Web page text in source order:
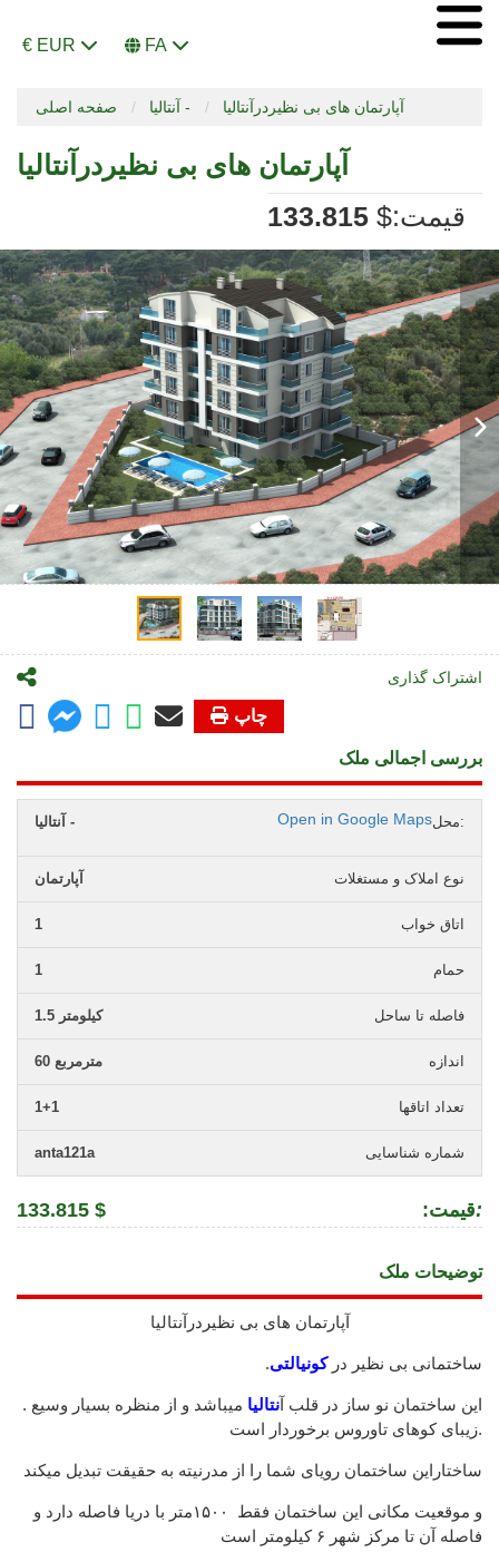
€ EUR FA
صفحه اصلی آنتالیا - آپارتمان های بی نظیردرآنتالیا
آپارتمان های بی نظیردرآنتالیا
:قیمت
133.815 $
اشتراک گذاری
چاپ
بررسی اجمالی ملک
محل: آنتالیا - Open in Google Maps
نوع املاک و مستغلات آپارتمان
اتاق خواب 1
حمام 1
فاصله تا ساحل 1.5 کیلومتر
اندازه 60 مترمربع
تعداد اتاقها 1+1
شماره شناسایی anta121a
:قیمت:
133.815 $
توضیحات ملک
آپارتمان های بی نظیردرآنتالیا
.ساختمانی بی نظیر درکونیالتی
.این ساختمان نو ساز در قلب آنتالیا میباشد و از منظره بسیار وسیع
زیبای کوهای تاوروس برخوردار است.
ساختاراین ساختمان رویای شما را از مدرنیته به حقیقت تبدیل میکند
و موقعیت مکانی این ساختمان فقط ۱۵۰۰متر با دریا فاصله دارد و
فاصله آن تا مرکز شهر ۶ کیلومتر است